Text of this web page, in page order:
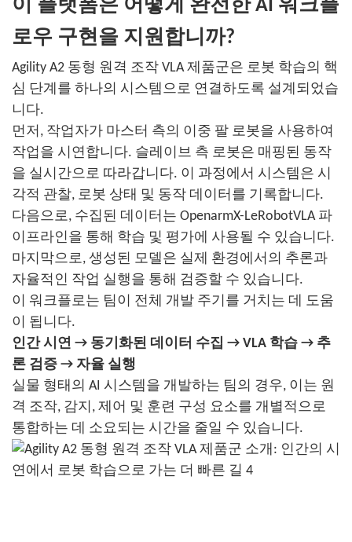
이 플랫폼은 어떻게 완전한 AI 워크플
로우 구현을 지원합니까?
Agility A2 동형 원격 조작 VLA 제품군은 로봇 학습의 핵
심 단계를 하나의 시스템으로 연결하도록 설계되었습
니다.
먼저, 작업자가 마스터 측의 이중 팔 로봇을 사용하여
작업을 시연합니다. 슬레이브 측 로봇은 매핑된 동작
을 실시간으로 따라갑니다. 이 과정에서 시스템은 시
각적 관찰, 로봇 상태 및 동작 데이터를 기록합니다.
다음으로, 수집된 데이터는 OpenarmX-LeRobotVLA 파
이프라인을 통해 학습 및 평가에 사용될 수 있습니다.
마지막으로, 생성된 모델은 실제 환경에서의 추론과
자율적인 작업 실행을 통해 검증할 수 있습니다.
이 워크플로는 팀이 전체 개발 주기를 거치는 데 도움
이 됩니다.
인간 시연 → 동기화된 데이터 수집 → VLA 학습 → 추
론 검증 → 자율 실행
실물 형태의 AI 시스템을 개발하는 팀의 경우, 이는 원
격 조작, 감지, 제어 및 훈련 구성 요소를 개별적으로
통합하는 데 소요되는 시간을 줄일 수 있습니다.